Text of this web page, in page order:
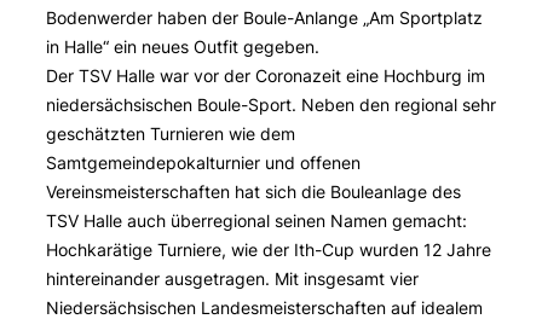
Bodenwerder haben der Boule-Anlange „Am Sportplatz
in Halle“ ein neues Outfit gegeben.
Der TSV Halle war vor der Coronazeit eine Hochburg im
niedersächsischen Boule-Sport. Neben den regional sehr
geschätzten Turnieren wie dem
Samtgemeindepokalturnier und offenen
Vereinsmeisterschaften hat sich die Bouleanlage des
TSV Halle auch überregional seinen Namen gemacht:
Hochkarätige Turniere, wie der Ith-Cup wurden 12 Jahre
hintereinander ausgetragen. Mit insgesamt vier
Niedersächsischen Landesmeisterschaften auf idealem